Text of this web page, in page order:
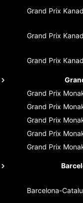
Grand Prix
Grand Prix
Grand Prix
Grand Prix
Grand Prix
Grand Prix
Grand Prix
Grand Prix
Barcelona-